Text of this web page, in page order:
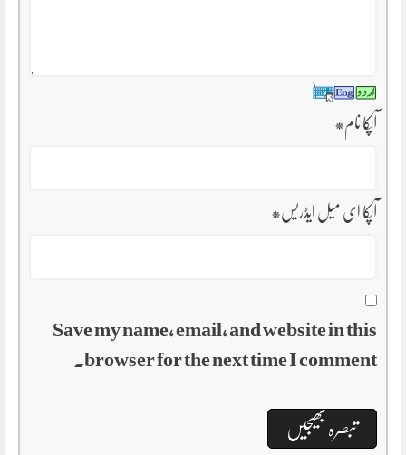
آپکا نام*
آپکا ای میل ایڈریس*
Save my name, email, and website in this
browser for the next time I comment.